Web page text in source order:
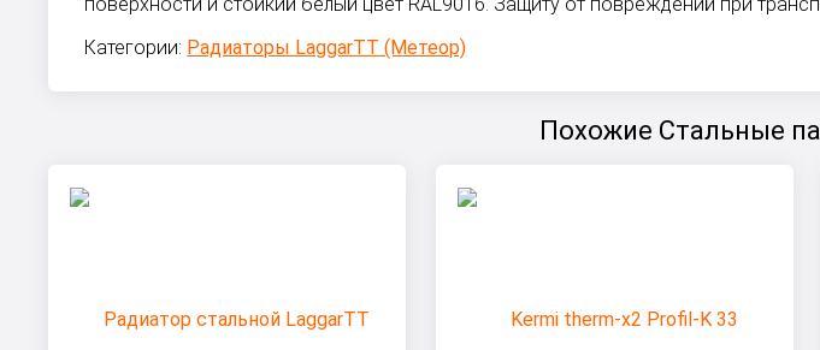
Категории: Радиаторы LaggarTT (Метеор)
Похожие Стальные